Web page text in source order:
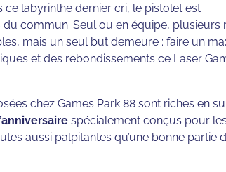
labyrinthe dernier cri, le pistolet est
commun. Seul ou en équipe, plusieurs
mais un seul but demeure : faire un
et des rebondissements ce Laser
chez Games Park 88 sont riches en
spécialement conçus pour
aussi palpitantes qu’une bonne partie